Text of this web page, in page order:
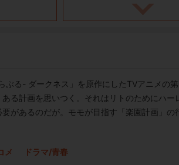
ぶる- ダークネス」を原作にしたTVアニメの
る計画を思いつく。それはリトのためにハ
があるのだが。モモが目指す「楽園計画」
メ ドラマ/青春